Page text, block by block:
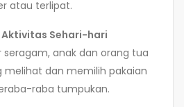
atau terlipat.
Sehari-hari
seragam, anak dan orang tua
melihat dan memilih pakaian
raba tumpukan.